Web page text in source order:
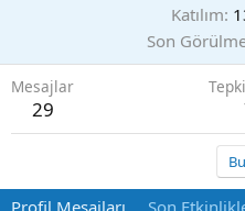
Katılım
Son
Mesajlar
29
Profil Mesajları Son